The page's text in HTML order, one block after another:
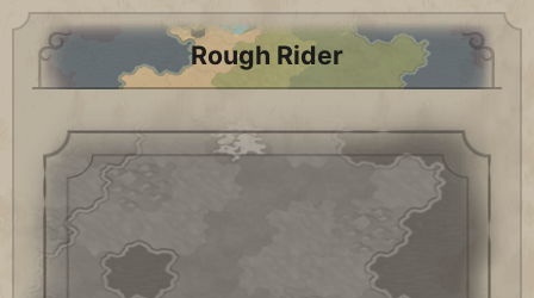
Rough Rider